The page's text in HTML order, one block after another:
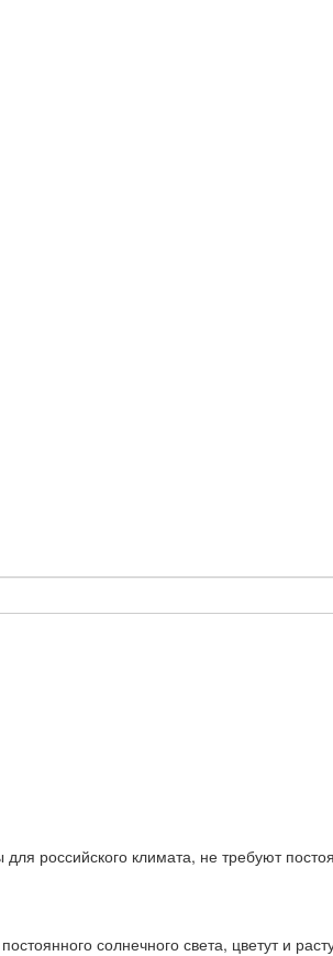
российского климата, не требуют
солнечного света, цветут и